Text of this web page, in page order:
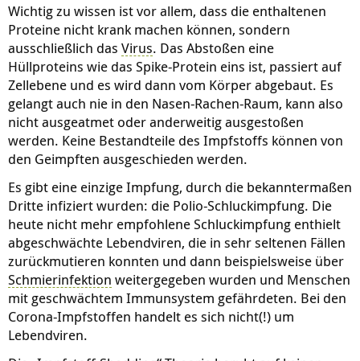
Wichtig zu wissen ist vor allem, dass die enthaltenen
Proteine nicht krank machen können, sondern
ausschließlich das Virus. Das Abstoßen eine
Hüllproteins wie das Spike-Protein eins ist, passiert auf
Zellebene und es wird dann vom Körper abgebaut. Es
gelangt auch nie in den Nasen-Rachen-Raum, kann also
nicht ausgeatmet oder anderweitig ausgestoßen
werden. Keine Bestandteile des Impfstoffs können von
den Geimpften ausgeschieden werden.
Es gibt eine einzige Impfung, durch die bekanntermaßen
Dritte infiziert wurden: die Polio-Schluckimpfung. Die
heute nicht mehr empfohlene Schluckimpfung enthielt
abgeschwächte Lebendviren, die in sehr seltenen Fällen
zurückmutieren konnten und dann beispielsweise über
Schmierinfektion weitergegeben wurden und Menschen
mit geschwächtem Immunsystem gefährdeten. Bei den
Corona-Impfstoffen handelt es sich nicht(!) um
Lebendviren.